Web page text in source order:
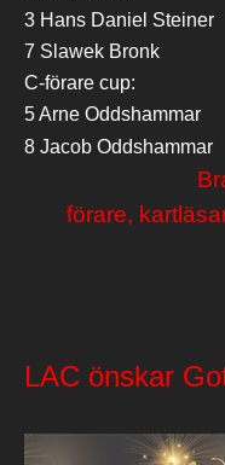
3 Hans Daniel Steiner
7 Slawek Bronk
C-förare cup:
5 Arne Oddshammar
8 Jacob Oddshammar
förare,
LAC önskar